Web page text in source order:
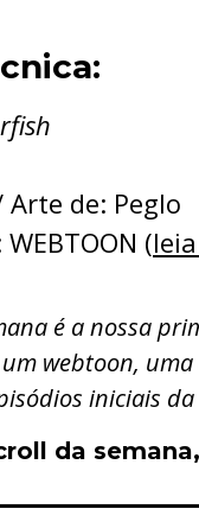
de: Peglo
(
é a nossa
webtoon,
iniciais
da semana,